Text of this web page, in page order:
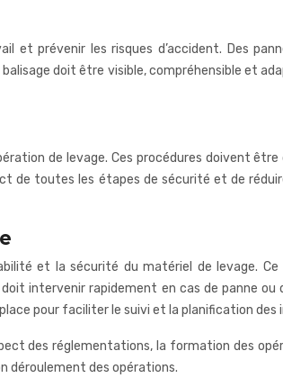
prévenir les risques d’accident. Des
doit être visible, compréhensible et
de levage. Ces procédures doivent
de toutes les étapes de sécurité et de
et la sécurité du matériel de levage.
intervenir rapidement en cas de panne
pour faciliter le suivi et la planification des
des réglementations, la formation des
déroulement des opérations.